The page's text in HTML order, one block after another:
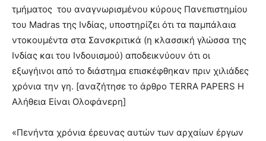
τμήματος του αναγνωρισμένου κύρους Πανεπιστημίου
του Madras της Ινδίας, υποστηρίζει ότι τα παμπάλαια
ντοκουμέντα στα Σανσκριτικά (η κλασσική γλώσσα της
Ινδίας και του Ινδουισμού) αποδεικνύουν ότι οι
εξωγήινοι από το διάστημα επισκέφθηκαν πριν χιλιάδες
χρόνια την γη. [αναζήτησε το άρθρο TERRA PAPERS Η
Αλήθεια Είναι Ολοφάνερη]
«Πενήντα χρόνια έρευνας αυτών των αρχαίων έργων